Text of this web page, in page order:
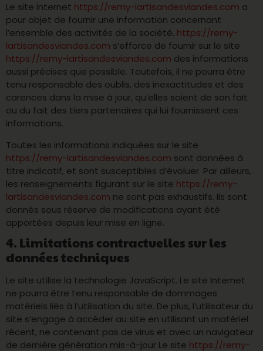
Le site internet https://remy-lartisandesviandes.com a
pour objet de fournir une information concernant
l’ensemble des activités de la société. https://remy-
lartisandesviandes.com s’efforce de fournir sur le site
https://remy-lartisandesviandes.com des informations
aussi précises que possible. Toutefois, il ne pourra être
tenu responsable des oublis, des inexactitudes et des
carences dans la mise à jour, qu’elles soient de son fait
ou du fait des tiers partenaires qui lui fournissent ces
informations.
Toutes les informations indiquées sur le site
https://remy-lartisandesviandes.com sont données à
titre indicatif, et sont susceptibles d’évoluer. Par ailleurs,
les renseignements figurant sur le site https://remy-
lartisandesviandes.com ne sont pas exhaustifs. Ils sont
donnés sous réserve de modifications ayant été
apportées depuis leur mise en ligne.
4. Limitations contractuelles sur les
données techniques
Le site utilise la technologie JavaScript. Le site Internet
ne pourra être tenu responsable de dommages
matériels liés à l’utilisation du site. De plus, l’utilisateur du
site s’engage à accéder au site en utilisant un matériel
récent, ne contenant pas de virus et avec un navigateur
de dernière génération mis-à-jour Le site https://remy-